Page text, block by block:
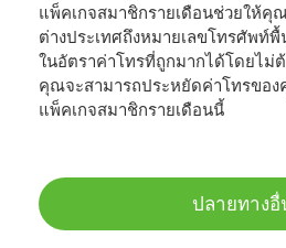
แพ็คเกจสมาชิกรายเดือนช่วยให้คุ
ต่างประเทศถึงหมายเลขโทรศัพท์
ในอัตราค่าโทรที่ถูกมากได้โดยไม่
คุณจะสามารถประหยัดค่าโทรขอ
แพ็คเกจสมาชิกรายเดือนนี้
ปลายทางอื่